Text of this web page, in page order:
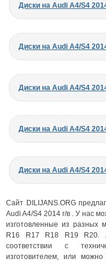
Диски на Audi A4/S4
Диски на Audi A4/S4
Диски на Audi A4/S4
Диски на Audi A4/S4
Диски на Audi A4/S4
Сайт DILIJANS.ORG
Audi A4/S4 2014 г/в . У нас
изготовленные из разных
R16 R17 R18 R19 R20.
соответствии с
изготовителем, или